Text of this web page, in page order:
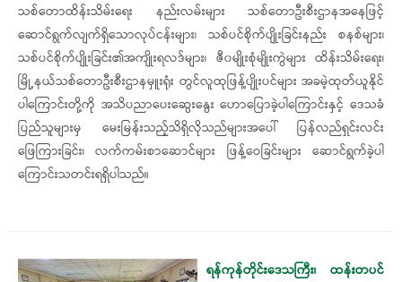
သစ်တောထိန်းသိမ်းရေး နည်းလမ်းများ သစ်တောဦးစီးဌာနအနေဖြင့်
ဆောင်ရွက်လျက်ရှိသောလုပ်ငန်းများ၊ သစ်ပင်စိုက်ပျိုးခြင်းနည်း စနစ်များ၊
သစ်ပင်စိုက်ပျိုးခြင်း၏အကျိုးရလဒ်များ၊ ဇီ၀မျိုးစုံမျိုးကွဲများ ထိန်းသိမ်းရေး၊
မြို့နယ်သစ်တောဦးစီးဌာနမှူးရုံး တွင်လူထုဖြန့်ပျိုးပင်များ အခမဲ့ထုတ်ယူနိုင်
ပါကြောင်းတို့ကို အသိပညာပေးဆွေးနွေး ဟောပြောခဲ့ပါကြောင်းနှင့် ဒေသခံ
ပြည်သူများမှ မေးမြန်းသည့်သိရှိလိုသည်များအပေါ် ပြန်လည်ရှင်းလင်း
ဖြေကြားခြင်း၊ လက်ကမ်းစာဆောင်များ ဖြန့်ဝေခြင်းများ ဆောင်ရွက်ခဲ့ပါ
ကြောင်းသတင်းရရှိပါသည်။
ရန်ကုန်တိုင်းဒေသကြီး၊ ထန်းတပင်